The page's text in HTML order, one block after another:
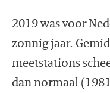
2019 was voor
zonnig jaar.
meetstations
dan normaal